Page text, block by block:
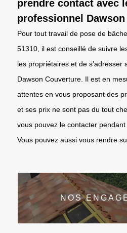
prendre contact avec
professionnel
Pour tout travail de pose de
51310, il est conseillé de suivre
les propriétaires et de s’adresser
Dawson Couverture. Il est en
attentes en vous proposant des
et ses prix ne sont pas du tout
vous pouvez le contacter
Vous pouvez aussi vous rendre
NOS